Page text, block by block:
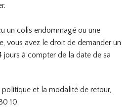
un colis endommagé ou une
vous avez le droit de demander un
jours à compter de la date de sa
politique et la modalité de retour,
10.